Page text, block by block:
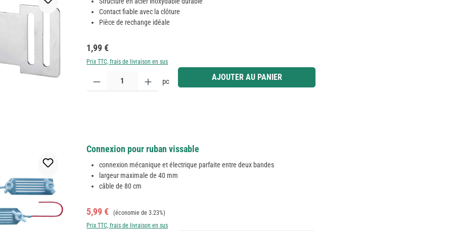
Contact fiable avec la clôture
Pièce de rechange idéale
Prix régulier :
1,99 €
Prix TTC, frais de livraison en sus
Quantité de produit : Entrez la quantité souhaitée ou utilisez les boutons pour augmenter ou diminuer la quantité.
pc AJOUTER AU PANIER
Connexion pour ruban vissable
connexion mécanique et électrique parfaite entre deux bandes
largeur maximale de 40 mm
câble de 80 cm
Prix de vente :
5,99 € Prix régulier :
(économie de 3.23%)
Prix TTC, frais de livraison en sus